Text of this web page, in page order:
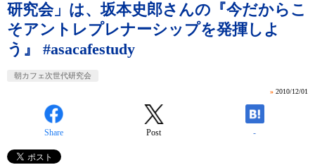
研究会」は、坂本史郎さんの『今だからこ
そアントレプレナーシップを発揮しよ
う』 #asacafestudy
朝カフェ次世代研究会
» 2010/12/01
Share Post -